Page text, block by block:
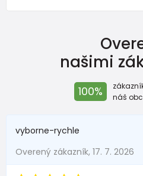
Výška
New Baby do 50
Do 1 mesiaca do 56
6 - 9 mesiace 68 -74
našimi
100%
náš
vyborne-rychle
Overený zákazník, 17. 7. 2026